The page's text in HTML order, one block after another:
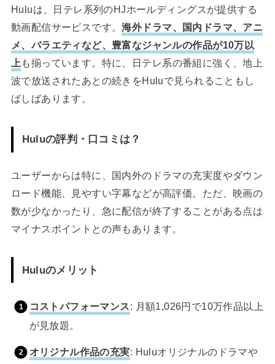
Huluは、日テレ系列のHJホールディングスが提供する
動画配信サービスです。海外ドラマ、国内ドラマ、アニ
メ、バラエティなど、豊富なジャンルの作品が10万以
上 も揃っています。特に、日テレ系の番組に強く、地上
波で放送されたあとの続きをHuluで見られることもし
ばしばあります。
Huluの評判・口コミは？
ユーザーからは特に、国内外のドラマの充実度やダウン
ロード機能、見やすい字幕などが高評価。ただ、映画の
数が少なかったり、急に配信が終了することがある点は
マイナスポイントとの声もあります。
Huluのメリット
コストパフォーマンス: 月額1,026円で10万作品以上
が見放題。
オリジナル作品の充実: Huluオリジナルのドラマや